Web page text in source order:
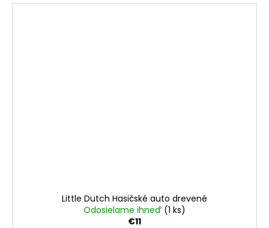
Little Dutch Hasičské auto drevené
Odosielame ihneď (1 ks)
€11